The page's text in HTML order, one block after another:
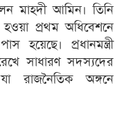
মাহদী আমিন। তিনি
প্রথম অধিবেশনে
হয়েছে। প্রধানমন্ত্রী
সাধারণ সদস্যদের
রাজনৈতিক অঙ্গনে